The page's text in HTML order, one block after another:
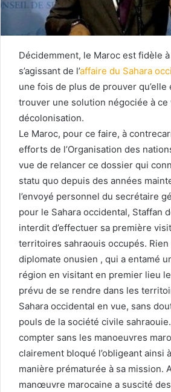
Décidemment, le Maroc est fidèle
s’agissant de l’affaire du Sahara
une fois de plus de prouver
trouver une solution négociée à
décolonisation.
Le Maroc, pour ce faire, à
efforts de l’Organisation des
vue de relancer ce dossier qui
statu quo depuis des années
l’envoyé personnel du secrétaire
pour le Sahara occidental, Staffan
interdit d’effectuer sa première
territoires sahraouis occupés. Rien
diplomate onusien , qui a entamé
région en visitant en premier lieu
prévu de se rendre dans les
Sahara occidental en vue, sans
pouls de la société civile sahraouie.
compter sans les manoeuvres
clairement bloqué l’obligeant ainsi
manière prématurée à sa mission.
manœuvre marocaine a suscité